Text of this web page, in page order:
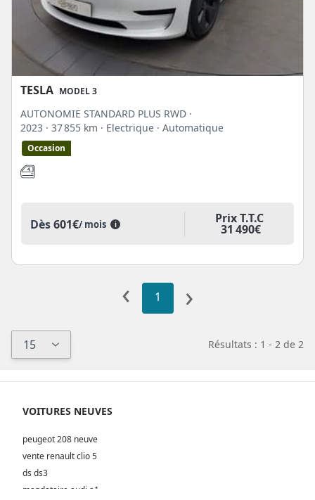
TESLA MODEL 3
AUTONOMIE STANDARD PLUS RWD ·
2023 · 37 855 km · Electrique · Automatique
Occasion
Dès601€/ mois i Prix T.T.C
31 490€
‹ 1 ›
Résultats : 1 - 2 de 2
VOITURES NEUVES
peugeot 208 neuve
vente renault clio 5
ds ds3
mandataire audi a1